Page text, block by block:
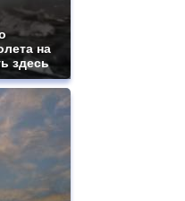
на
здесь